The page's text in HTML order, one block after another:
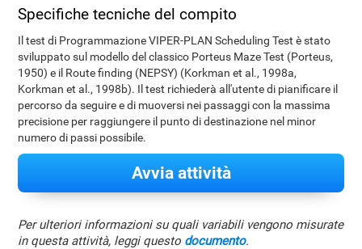
Specifiche tecniche del compito
Il test di Programmazione VIPER-PLAN Scheduling Test è stato
sviluppato sul modello del classico Porteus Maze Test (Porteus,
1950) e il Route finding (NEPSY) (Korkman et al., 1998a,
Korkman et al., 1998b). Il test richiederà all'utente di pianificare il
percorso da seguire e di muoversi nei passaggi con la massima
precisione per raggiungere il punto di destinazione nel minor
numero di passi possibile.
Avvia attività
Per ulteriori informazioni su quali variabili vengono misurate
in questa attività, leggi questo documento.